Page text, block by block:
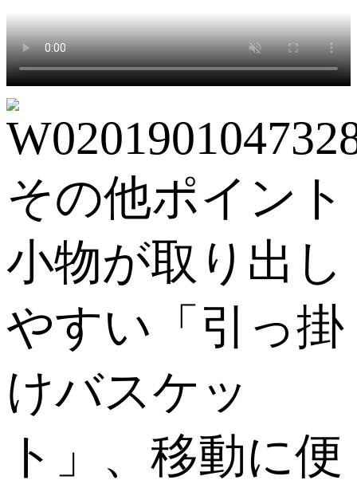
その他ポイント
小物が取り出し
やすい「引っ掛
けバスケッ
ト」、移動に便